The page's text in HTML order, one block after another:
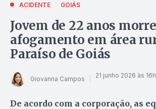
ACIDENTE GOIÁS
Jovem de 22 anos
afogamento em área
Paraíso de Goiás
Giovanna Campos 21 junho 2026 às
De acordo com a corporação, as